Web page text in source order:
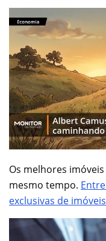
Os melhores
mesmo tempo.
exclusivas de